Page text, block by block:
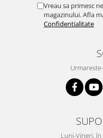
Vreau sa primesc
magazinului. Afla
Confidentialitate
Luni-Vineri,